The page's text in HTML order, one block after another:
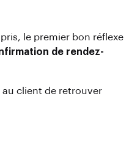
le premier bon réflexe
de rendez-
client de retrouver